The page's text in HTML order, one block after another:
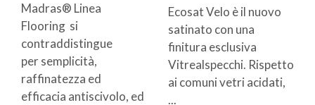
Madras® Linea
Flooring si
contraddistingue
per semplicità,
raffinatezza ed
efficacia antiscivolo, ed
Ecosat Velo è il nuovo
satinato con una
finitura esclusiva
Vitrealspecchi. Rispetto
ai comuni vetri acidati,
...